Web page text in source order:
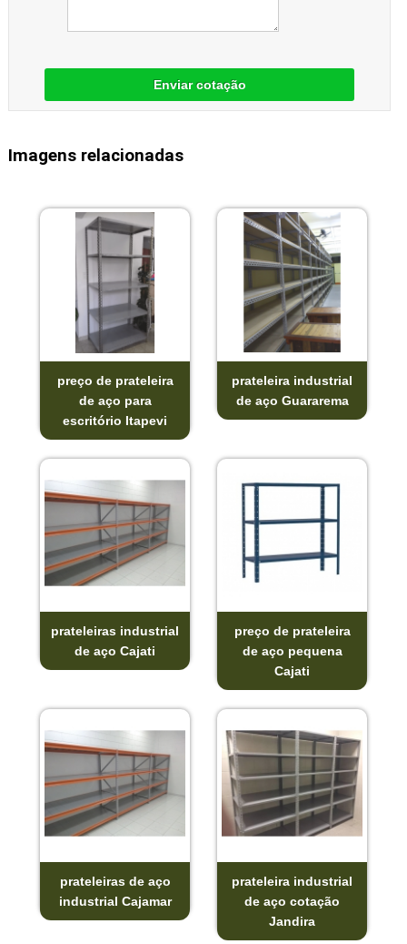
Enviar cotação
Imagens relacionadas
preço de prateleira
de aço para
escritório Itapevi
prateleira industrial
de aço Guararema
prateleiras industrial
de aço Cajati
preço de prateleira
de aço pequena
Cajati
prateleiras de aço
industrial Cajamar
prateleira industrial
de aço cotação
Jandira